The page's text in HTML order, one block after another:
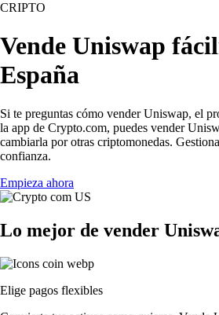
CRIPTO
Vende Uniswap
España
Si te preguntas cómo vender Uniswap, el
la app de Crypto.com, puedes vender
cambiarla por otras criptomonedas.
confianza.
Empieza ahora
Lo mejor de vender
Elige pagos flexibles